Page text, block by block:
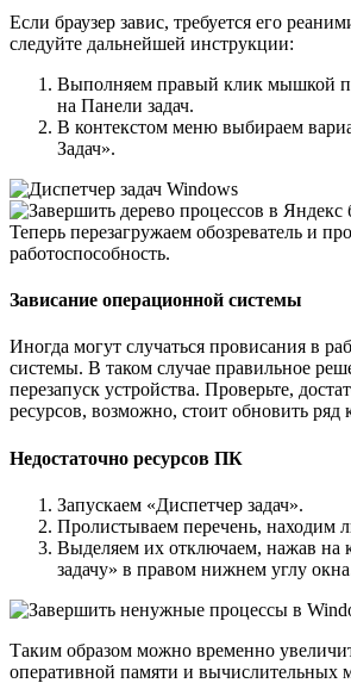
Если браузер завис, требуется его
следуйте дальнейшей инструкции:
Выполняем правый клик мышкой
на Панели задач.
В контекстом меню выбираем
Задач».
Теперь перезагружаем обозреватель и
работоспособность.
Зависание операционной системы
Иногда могут случаться провисания в
системы. В таком случае правильное
перезапуск устройства. Проверьте,
ресурсов, возможно, стоит обновить
Недостаточно ресурсов ПК
Запускаем «Диспетчер задач».
Пролистываем перечень, находим
Выделяем их отключаем, нажав на
задачу» в правом нижнем углу
Таким образом можно временно
оперативной памяти и